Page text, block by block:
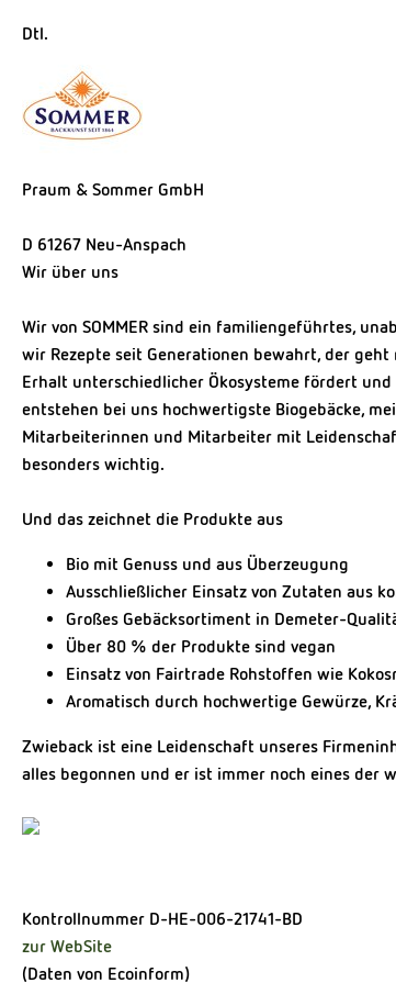
Dtl.
Praum & Sommer GmbH
D 61267 Neu-Anspach
Wir über uns
Wir von SOMMER sind ein familiengeführtes,
wir Rezepte seit Generationen bewahrt, der
Erhalt unterschiedlicher Ökosysteme fördert
entstehen bei uns hochwertigste Biogebäcke,
Mitarbeiterinnen und Mitarbeiter mit
besonders wichtig.
Und das zeichnet die Produkte aus
Bio mit Genuss und aus Überzeugung
Ausschließlicher Einsatz von Zutaten aus
Großes Gebäcksortiment in Demeter-
Über 80 % der Produkte sind vegan
Einsatz von Fairtrade Rohstoffen wie
Aromatisch durch hochwertige Gewürze,
Zwieback ist eine Leidenschaft unseres
alles begonnen und er ist immer noch eines der
Kontrollnummer D-HE-006-21741-BD
zur WebSite
(Daten von Ecoinform)